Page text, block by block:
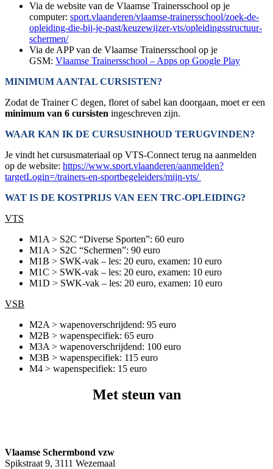
Via de website van de Vlaamse Trainersschool op je
computer: sport.vlaanderen/vlaamse-trainersschool/zoek-de-
opleiding-die-bij-je-past/keuzewijzer-vts/opleidingsstructuur-
schermen/
Via de APP van de Vlaamse Trainersschool op je
GSM: Vlaamse Trainersschool – Apps op Google Play
MINIMUM AANTAL CURSISTEN?
Zodat de Trainer C degen, floret of sabel kan doorgaan, moet er een
minimum van 6 cursisten ingeschreven zijn.
WAAR KAN IK DE CURSUSINHOUD TERUGVINDEN?
Je vindt het cursusmateriaal op VTS-Connect terug na aanmelden
op de website: https://www.sport.vlaanderen/aanmelden?
targetLogin=/trainers-en-sportbegeleiders/mijn-vts/
WAT IS DE KOSTPRIJS VAN EEN TRC-OPLEIDING?
VTS
M1A > S2C “Diverse Sporten”: 60 euro
M1A > S2C “Schermen”: 90 euro
M1B > SWK-vak – les: 20 euro, examen: 10 euro
M1C > SWK-vak – les: 20 euro, examen: 10 euro
M1D > SWK-vak – les: 20 euro, examen: 10 euro
VSB
M2A > wapenoverschrijdend: 95 euro
M2B > wapenspecifiek: 65 euro
M3A > wapenoverschrijdend: 100 euro
M3B > wapenspecifiek: 115 euro
M4 > wapenspecifiek: 15 euro
Met steun van
Vlaamse Schermbond vzw
Spikstraat 9, 3111 Wezemaal